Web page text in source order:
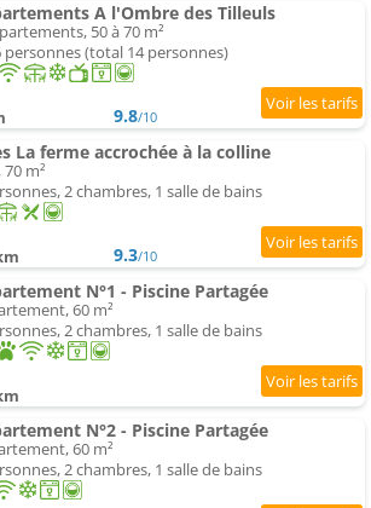
A l'Ombre des Tilleuls
50 à 70 m²
personnes (total 14 personnes)
9.8/10
La ferme accrochée à la colline
m²
2 chambres, 1 salle de bains
9.3/10
N°1 - Piscine Partagée
60 m²
2 chambres, 1 salle de bains
N°2 - Piscine Partagée
60 m²
2 chambres, 1 salle de bains